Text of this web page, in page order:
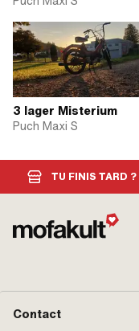
3 lager Misterium
Puch Maxi S
TU FINIS TARD ?
Contact